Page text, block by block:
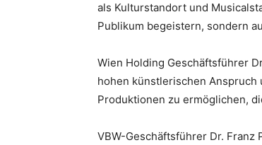
als Kulturstandort und
Publikum begeistern, sondern
Wien Holding Geschäftsführer
hohen künstlerischen Anspruch
Produktionen zu ermöglichen,
VBW-Geschäftsführer Dr. Franz